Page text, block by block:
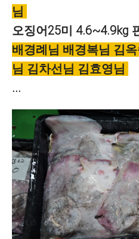
님
오징어25미 4.6~4.9kg
배경례님 배경복님 김
님 김차선님 김효영님
...